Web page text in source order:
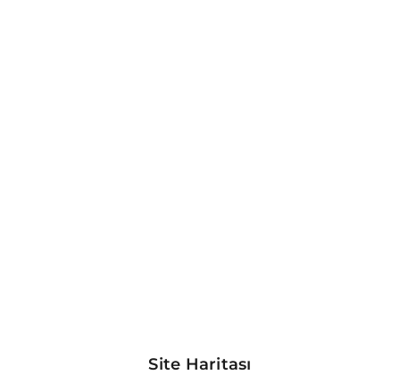
Site Haritası